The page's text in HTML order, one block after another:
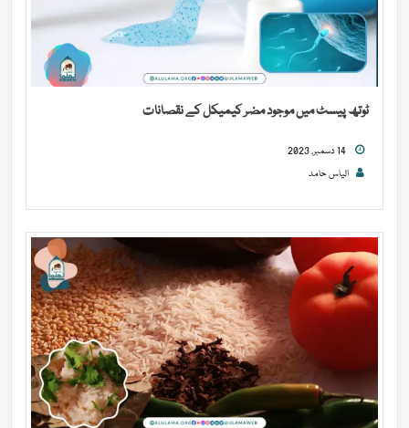
ٹوتھ پیسٹ میں موجود مضر کیمیکل کے نقصانات
الیاس حامد